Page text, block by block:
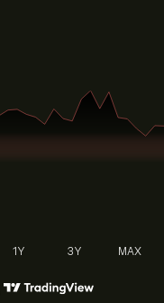
1Y 3Y MAX